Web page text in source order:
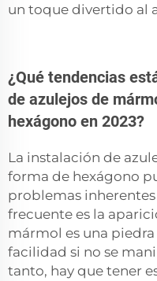
un toque divertido al
¿Qué tendencias
de azulejos de
hexágono en 2023?
La instalación de
forma de hexágono
problemas
frecuente es la
mármol es una
facilidad si no se
tanto, hay que tener